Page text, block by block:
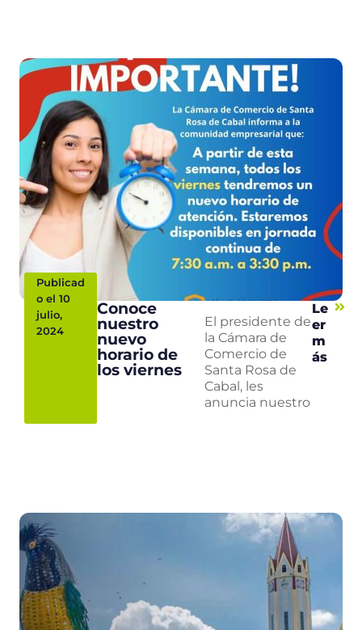
Publicad
o el 10
julio,
2024
Conoce
nuestro
nuevo
horario de
los viernes
El presidente de
la Cámara de
Comercio de
Santa Rosa de
Cabal, les
anuncia nuestro
Le
er
m
ás